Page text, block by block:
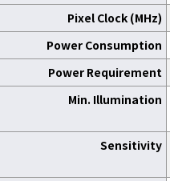
Pixel Clock (MHz)
Power Consumption
Power Requirement
Min. Illumination
Sensitivity